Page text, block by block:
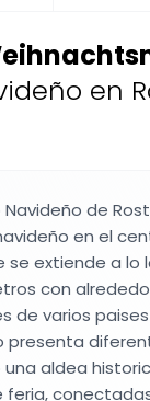
en
Navideño de
en el
se extiende a lo
con
de varios
presenta
una aldea
feria,